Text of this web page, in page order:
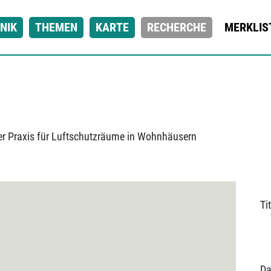
THEMEN KARTE RECHERCHE
Praxis für Luftschutzräume in Wohnhäusern